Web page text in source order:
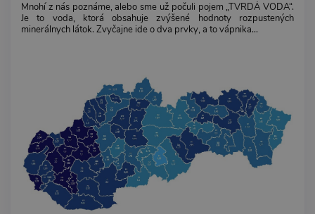
Mnohí z nás poznáme, alebo sme už počuli pojem „TVRDÁ VODA“.
Je to voda, ktorá obsahuje zvýšené hodnoty rozpustených
minerálnych látok. Zvyčajne ide o dva prvky, a to vápnika...